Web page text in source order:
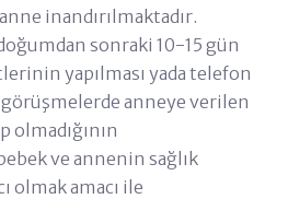
inandırılmaktadır.
sonraki 10-15 gün
yapılması yada telefon
anneye verilen
ve annenin sağlık
olmak amacı ile